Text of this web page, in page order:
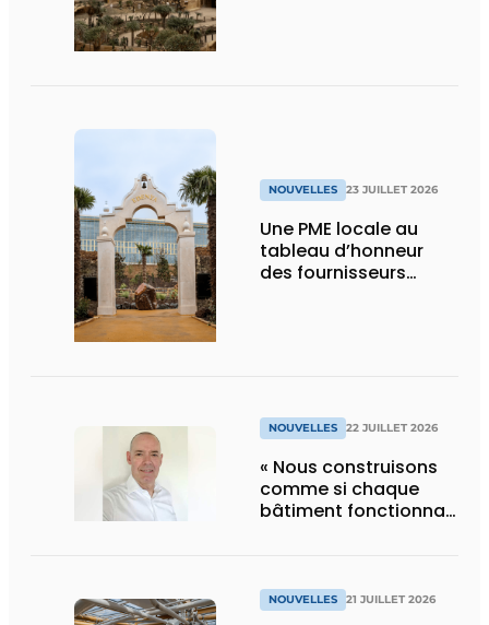
NOUVELLES 23 JUILLET 2026
Une PME locale au
tableau d’honneur
des fournisseurs
NOUVELLES 22 JUILLET 2026
« Nous construisons
comme si chaque
bâtiment fonctionnait
»NOUVELLES 21 JUILLET 2026